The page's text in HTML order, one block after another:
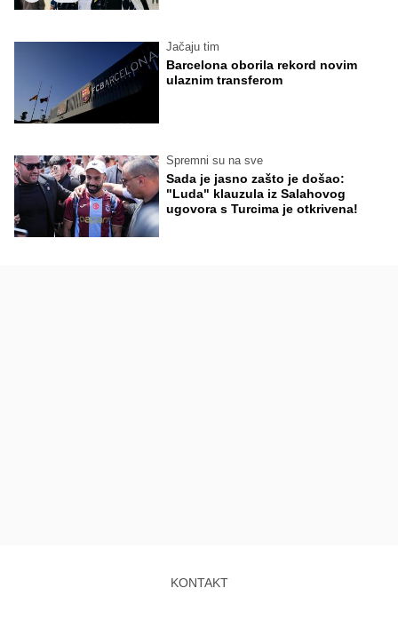
Jačaju tim
Barcelona oborila rekord novim
ulaznim transferom
Spremni su na sve
Sada je jasno zašto je došao:
"Luda" klauzula iz Salahovog
ugovora s Turcima je otkrivena!
KONTAKT